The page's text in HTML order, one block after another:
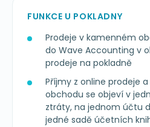
FUNKCE U POKLADNY
Prodeje v kamenném
do Wave Accounting v
prodeje na pokladně
Příjmy z online prodeje
obchodu se objeví v
ztráty, na jednom účtu
jedné sadě účetních